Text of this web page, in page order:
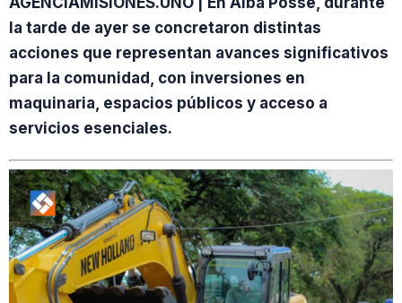
la tarde de ayer se concretaron distintas
acciones que representan avances significativos
para la comunidad, con inversiones en
maquinaria, espacios públicos y acceso a
servicios esenciales.